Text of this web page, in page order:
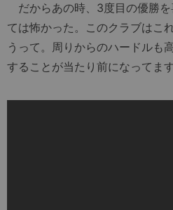
だからあの時、3度目の優勝
ては怖かった。このクラブはこ
うって。周りからのハードルも
することが当たり前になってます